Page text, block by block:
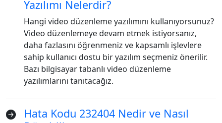
Yazılımı Nelerdir?
Hangi video düzenleme yazılımını kullanıyorsunuz?
Video düzenlemeye devam etmek istiyorsanız,
daha fazlasını öğrenmeniz ve kapsamlı işlevlere
sahip kullanıcı dostu bir yazılım seçmeniz önerilir.
Bazı bilgisayar tabanlı video düzenleme
yazılımlarını tanıtacağız.
Hata Kodu 232404 Nedir ve Nasıl